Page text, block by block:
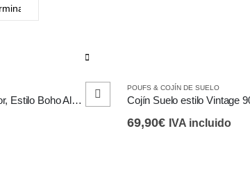
Cojín Suelo Cuadrado Multicolor, Estilo Boho Algodón, Reposapiés
POUFS & COJÍN DE SUELO
69,90€ IVA incluido